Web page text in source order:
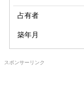
占有者
築年月
スポンサーリンク